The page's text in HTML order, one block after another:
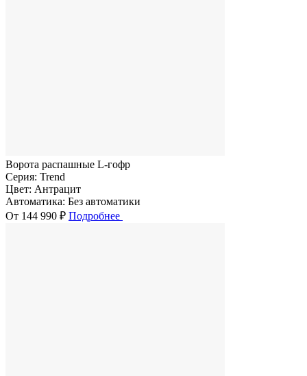
Ворота распашные L-гофр
Серия: Trend
Цвет: Антрацит
Автоматика: Без автоматики
От 144 990 ₽ Подробнее